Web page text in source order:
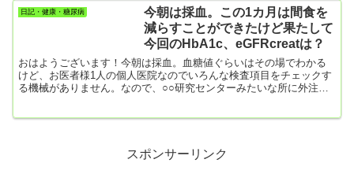
ものが無い。自分でもわからないそうだ。菓子パンを買うにしても
何を買ってよいのやら。【今日の運動】まだ何もしていません。
日記・健康・糖尿病
今朝は採血。この1カ月は間食を
減らすことができたけど果たして
今回のHbA1c、eGFRcreatは？
おはようございます！今朝は採血。血糖値ぐらいはその場でわかる
けど、お医者様1人の個人医院なのでいろんな検査項目をチェックす
る機械がありません。なので、○○研究センターみたいな所に外注す
確には4週間）の食生活は前回よりは少しマ...
スポンサーリンク